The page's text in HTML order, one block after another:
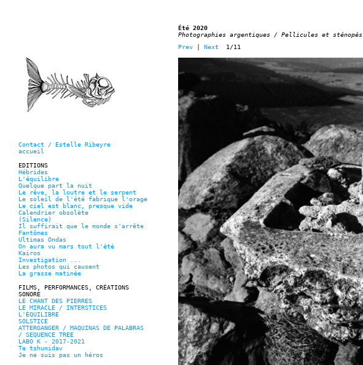
Contact / Estelle Ribeyre
accueil
EDITIONS
Hébrides
L'équilibre
Quelque part la nuit
Le rêve, la loutre et le serpent
Le soleil de l'été fabrique l'orage
Le ciel est blanc, presque vide
Calendrier obsolète
(Silence)
Il suffirait que le monde s'arrête
Fantômes
Ultimas Ondas
On aura vu mars tout l'été
Kairos
Investigation ...
Les photos qui causent
La grasse matinée
FILMS, PERFORMANCES, CRÉATIONS
SONORE
LE CHANT DES PIERRES
LE MIRACLE / INTERSTICES
L'ÉQUILIBRE
SOLSTICE
ATTERGANGER / MAQUINAS DE PALABRAS
/ SEQUENCE TREE
LABO K - 2017-2021
Te tshumidav
Je ne suis pas un héros
Été 2020
Photographies argentiques / Pellicules et sténopés
Prev
Next 1/11